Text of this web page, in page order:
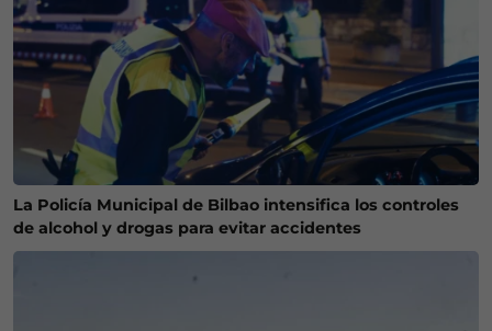
La Policía Municipal de Bilbao intensifica los controles
de alcohol y drogas para evitar accidentes